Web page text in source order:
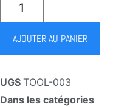
AJOUTER AU PANIER
UGS TOOL-003
Dans les catégories